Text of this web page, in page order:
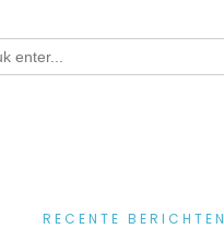
RECENTE BERICHTEN